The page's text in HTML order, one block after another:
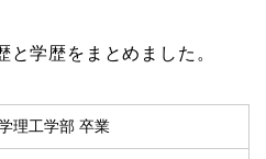
学歴をまとめました。
理工学部 卒業